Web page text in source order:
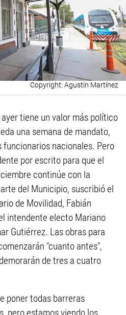
Agustín Martínez
tiene un valor más político
una semana de mandato,
funcionarios nacionales. Pero
por escrito para que el
continúe con la
del Municipio, suscribió el
de Movilidad, Fabián
intendente electo Mariano
Gutiérrez. Las obras para
"cuanto antes",
de tres a cuatro
poner todas barreras